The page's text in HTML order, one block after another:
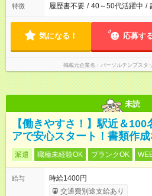
特徴 履歴書不要 / 40～50代活躍中 /
気になる！ 応募す
掲載元企業名 パーソルテンプスタ
未読
【働きやすさ！】駅近＆
アで安心スタート！書類作
派遣 職種未経験OK ブランクOK
給与
時給1400円
交通費別途支給あり